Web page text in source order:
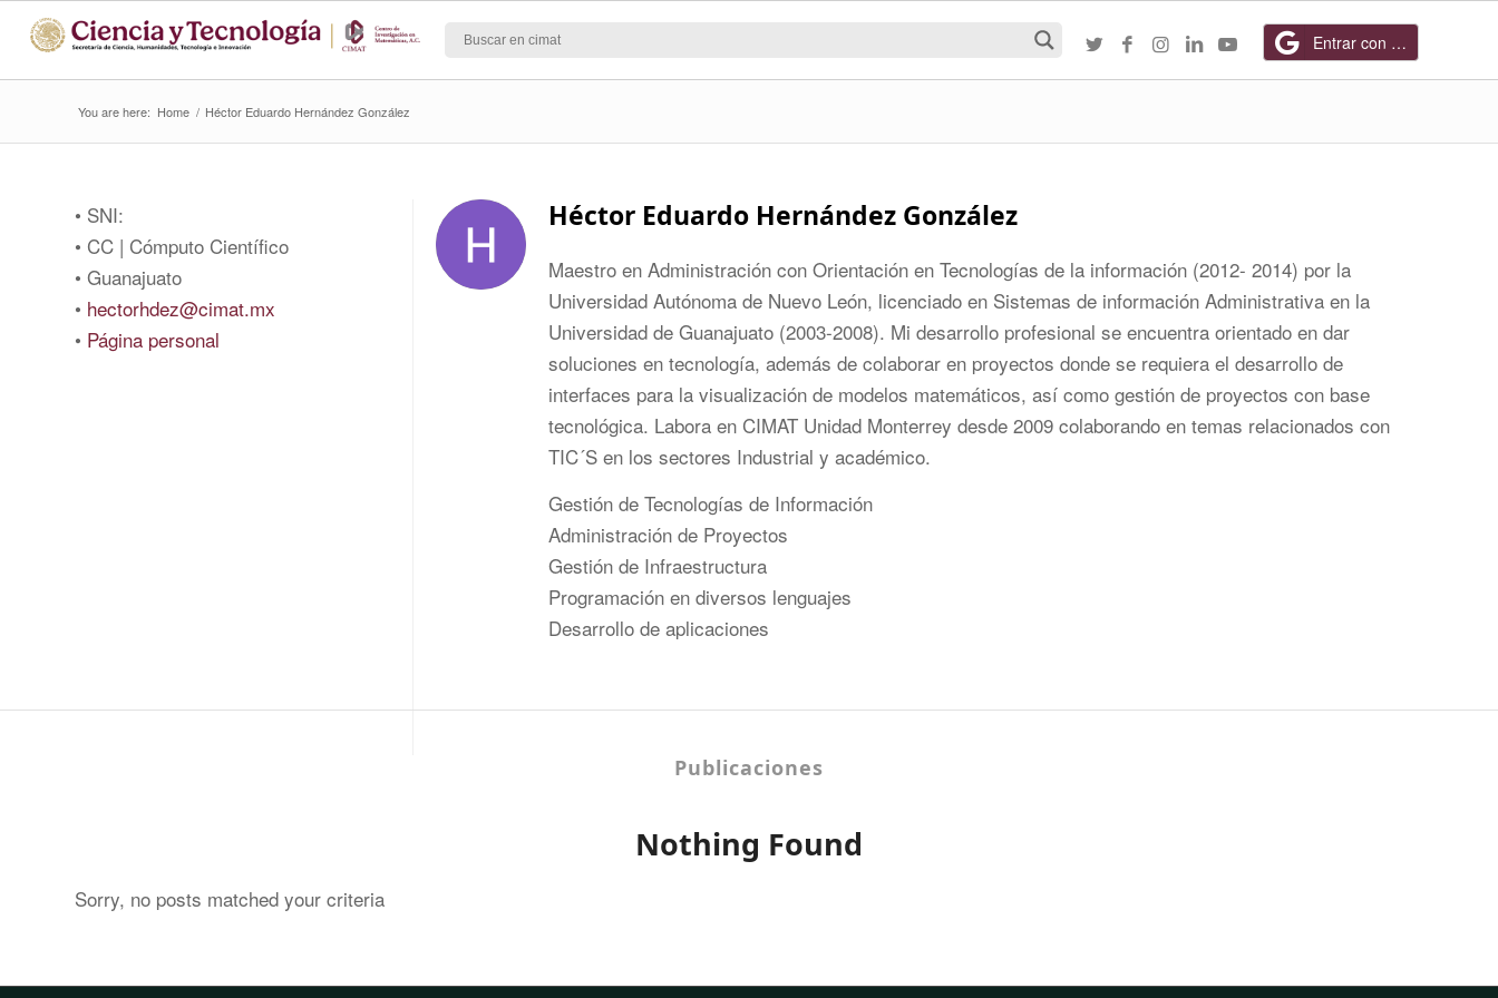
Entrar con Google
You are here: Home / Héctor Eduardo Hernández González
• SNI:
• CC | Cómputo Científico
• Guanajuato
• hectorhdez@cimat.mx
• Página personal
Héctor Eduardo Hernández González
Maestro en Administración con Orientación en Tecnologías de la información (2012- 2014) por la
Universidad Autónoma de Nuevo León, licenciado en Sistemas de información Administrativa en la
Universidad de Guanajuato (2003-2008). Mi desarrollo profesional se encuentra orientado en dar
soluciones en tecnología, además de colaborar en proyectos donde se requiera el desarrollo de
interfaces para la visualización de modelos matemáticos, así como gestión de proyectos con base
tecnológica. Labora en CIMAT Unidad Monterrey desde 2009 colaborando en temas relacionados con
TIC´S en los sectores Industrial y académico.
Gestión de Tecnologías de Información
Administración de Proyectos
Gestión de Infraestructura
Programación en diversos lenguajes
Desarrollo de aplicaciones
Publicaciones
Nothing Found
Sorry, no posts matched your criteria